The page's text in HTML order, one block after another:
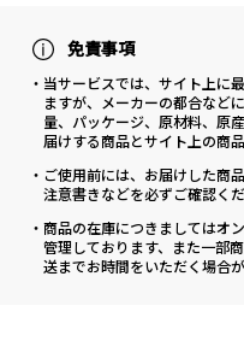
免責事項
・当サービスでは、サイト上に
ますが、メーカーの都合など
量、パッケージ、原材料、原
届けする商品とサイト上の商
・ご使用前には、お届けした商
注意書きなどを必ずご確認くだ
・商品の在庫につきましてはオ
管理しております、また一部
送までお時間をいただく場合が